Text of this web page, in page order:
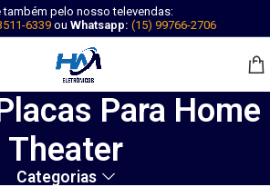
também pelo nosso televendas:
6339ou Whatsapp: (15) 99766-2706
Para Home
Theater
Categorias